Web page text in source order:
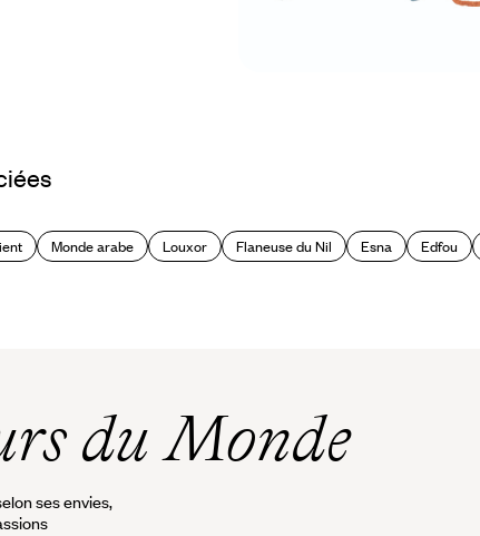
Monde arabe Louxor Flaneuse du Nil Esna Edfou
du Monde
ses envies,